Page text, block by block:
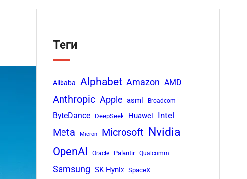
Теги
Alibaba Alphabet Amazon AMD
Anthropic Apple asml Broadcom
ByteDance DeepSeek Huawei Intel
Meta Micron Microsoft Nvidia
OpenAI Oracle Palantir Qualcomm
Samsung SK Hynix SpaceX